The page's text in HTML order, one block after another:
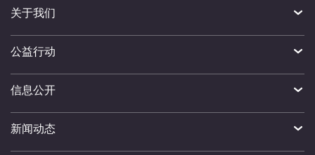
关于我们
公益行动
信息公开
新闻动态